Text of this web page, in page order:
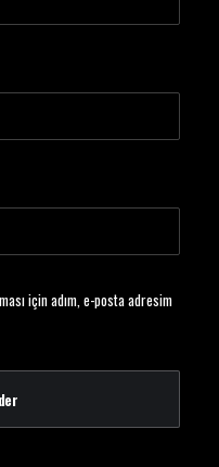
için adım, e-posta adresim